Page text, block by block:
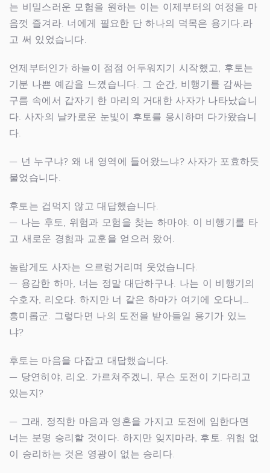
는 비밀스러운 모험을 원하는 이는 이제부터의 여정을 마
음껏 즐겨라. 너에게 필요한 단 하나의 덕목은 용기다.라
고 써 있었습니다.
언제부터인가 하늘이 점점 어두워지기 시작했고, 후토는
기분 나쁜 예감을 느꼈습니다. 그 순간, 비행기를 감싸는
구름 속에서 갑자기 한 마리의 거대한 사자가 나타났습니
다. 사자의 날카로운 눈빛이 후토를 응시하며 다가왔습니
다.
— 넌 누구냐? 왜 내 영역에 들어왔느냐? 사자가 포효하듯
물었습니다.
후토는 겁먹지 않고 대답했습니다.
— 나는 후토, 위험과 모험을 찾는 하마야. 이 비행기를 타
고 새로운 경험과 교훈을 얻으러 왔어.
놀랍게도 사자는 으르렁거리며 웃었습니다.
— 용감한 하마, 너는 정말 대단하구나. 나는 이 비행기의
수호자, 리오다. 하지만 너 같은 하마가 여기에 오다니…
흥미롭군. 그렇다면 나의 도전을 받아들일 용기가 있느
냐?
후토는 마음을 다잡고 대답했습니다.
— 당연히야, 리오. 가르쳐주겠니, 무슨 도전이 기다리고
있는지?
— 그래, 정직한 마음과 영혼을 가지고 도전에 임한다면
너는 분명 승리할 것이다. 하지만 잊지마라, 후토. 위험 없
이 승리하는 것은 영광이 없는 승리다.